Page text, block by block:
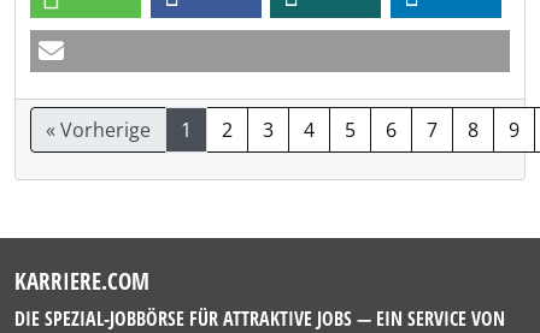
« Vorherige 1 2 3 4 5 6 7 8 9
KARRIERE.COM
DIE SPEZIAL-JOBBÖRSE FÜR ATTRAKTIVE JOBS — EIN SERVICE VON